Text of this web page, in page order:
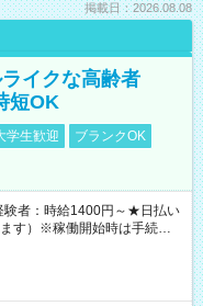
掲載日：2026.08.08
イクな高齢者
短OK
学生歓迎
ブランクOK
者：時給1400円～★日払い
す）※稼働開始時は手続き完